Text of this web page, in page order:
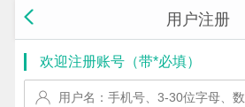
用户注册
欢迎注册账号（带*必填）